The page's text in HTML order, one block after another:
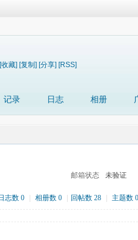
[收藏] [复制] [分享] [RSS]
记录 日志 相册
邮箱状态 未验证
志数 0 相册数 0 回帖数 28 主题数 0